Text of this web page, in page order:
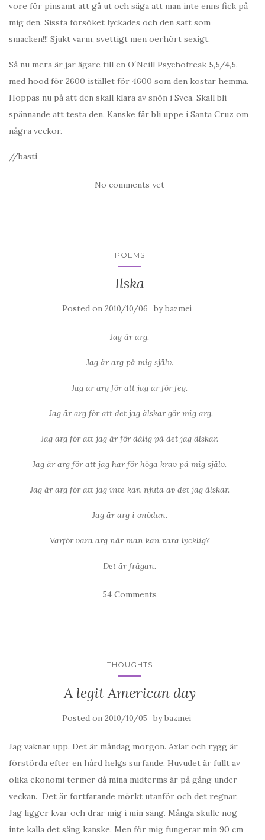
vore för pinsamt att gå ut och säga att man inte enns fick på
mig den. Sissta försöket lyckades och den satt som
smacken!!! Sjukt varm, svettigt men oerhört sexigt.
Så nu mera är jar ägare till en O´Neill Psychofreak 5,5/4,5.
med hood för 2600 istället för 4600 som den kostar hemma.
Hoppas nu på att den skall klara av snön i Svea. Skall bli
spännande att testa den. Kanske får bli uppe i Santa Cruz om
några veckor.
//basti
No comments yet
POEMS
Ilska
Posted on 2010/10/06 bybazmei
Jag är arg.
Jag är arg på mig själv.
Jag är arg för att jag är för feg.
Jag är arg för att det jag älskar gör mig arg.
Jag arg för att jag är för dålig på det jag älskar.
Jag är arg för att jag har för höga krav på mig själv.
Jag är arg för att jag inte kan njuta av det jag älskar.
Jag är arg i onödan.
Varför vara arg när man kan vara lycklig?
Det är frågan.
54 Comments
THOUGHTS
A legit American day
Posted on 2010/10/05 bybazmei
Jag vaknar upp. Det är måndag morgon. Axlar och rygg är
förstörda efter en hård helgs surfande. Huvudet är fullt av
olika ekonomi termer då mina midterms är på gång under
veckan. Det är fortfarande mörkt utanför och det regnar.
Jag ligger kvar och drar mig i min säng. Många skulle nog
inte kalla det säng kanske. Men för mig fungerar min 90 cm